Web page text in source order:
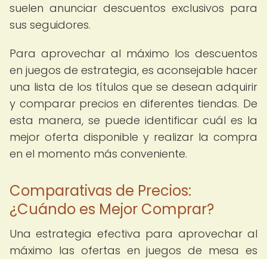
suelen anunciar descuentos exclusivos para
sus seguidores.
Para aprovechar al máximo los descuentos
en juegos de estrategia, es aconsejable hacer
una lista de los títulos que se desean adquirir
y comparar precios en diferentes tiendas. De
esta manera, se puede identificar cuál es la
mejor oferta disponible y realizar la compra
en el momento más conveniente.
Comparativas de Precios:
¿Cuándo es Mejor Comprar?
Una estrategia efectiva para aprovechar al
máximo las ofertas en juegos de mesa es